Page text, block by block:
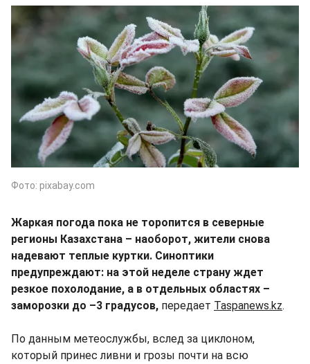
Фото: pixabay.com
Жаркая погода пока не торопится в северные
регионы Казахстана – наоборот, жители снова
надевают теплые куртки. Синоптики
предупреждают: на этой неделе страну ждет
резкое похолодание, а в отдельных областях –
заморозки до –3 градусов, передает Taspanews.kz.
По данным метеослужбы, вслед за циклоном,
который принес ливни и грозы почти на всю